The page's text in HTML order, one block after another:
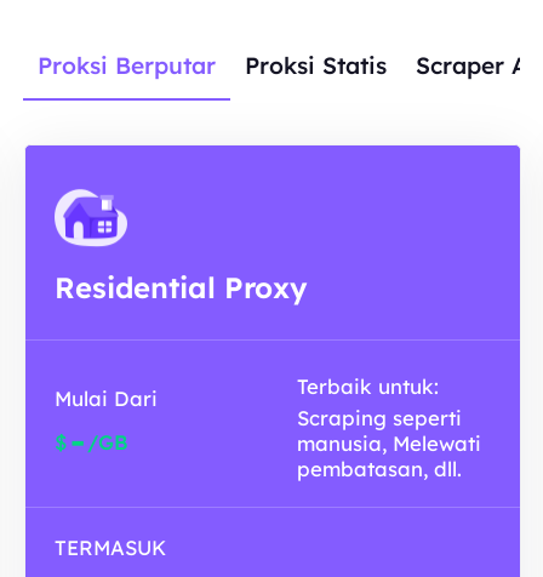
Proksi Berputar Proksi Statis Scraper
Residential Proxy
Mulai Dari
$-/GB
Terbaik untuk:
Scraping seperti
manusia, Melewati
pembatasan, dll.
TERMASUK